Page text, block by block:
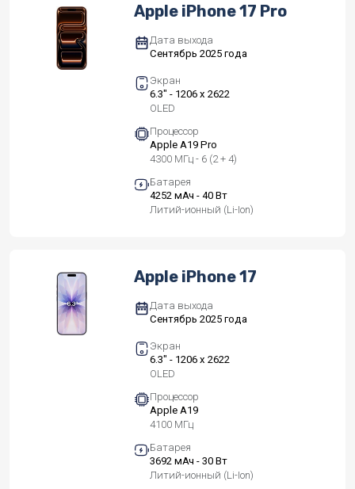
Apple iPhone 17 Pro
Дата выхода
Сентябрь 2025 года
Экран
6.3" - 1206 x 2622
OLED
Процессор
Apple A19 Pro
4300 МГц - 6 (2 + 4)
Батарея
4252 мАч - 40 Вт
Литий-ионный (Li-Ion)
Apple iPhone 17
Дата выхода
Сентябрь 2025 года
Экран
6.3" - 1206 x 2622
OLED
Процессор
Apple A19
4100 МГц
Батарея
3692 мАч - 30 Вт
Литий-ионный (Li-Ion)